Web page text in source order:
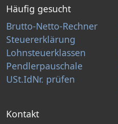
Häufig gesucht
Brutto-Netto-Rechner
Steuererklärung
Lohnsteuerklassen
Pendlerpauschale
USt.IdNr. prüfen
Kontakt